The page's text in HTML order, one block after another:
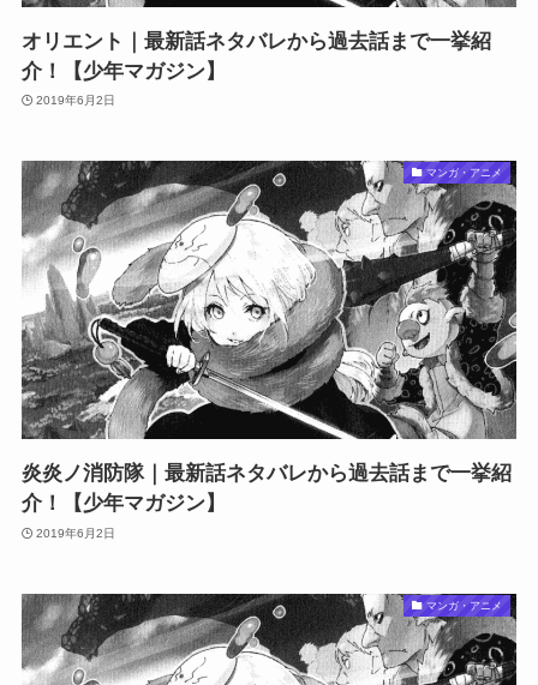
オリエント｜最新話ネタバレから過去話まで一挙紹
介！【少年マガジン】
2019年6月2日
マンガ・アニメ
炎炎ノ消防隊｜最新話ネタバレから過去話まで一挙紹
介！【少年マガジン】
2019年6月2日
マンガ・アニメ